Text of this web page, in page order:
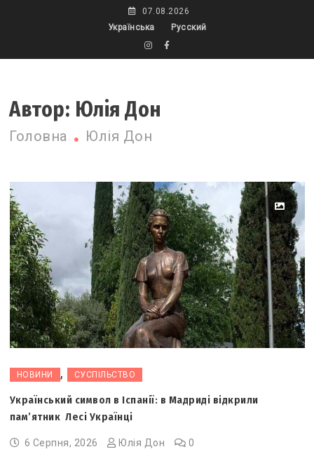
07.08.2026
Українська
Русский
Автор: Юлія Дон
Головна Юлія Дон
НОВИНИ , СУСПІЛЬСТВО
Український символ в Іспанії: в Мадриді відкрили
пам’ятник Лесі Українці
6 Серпня, 2026 Юлія Дон 0